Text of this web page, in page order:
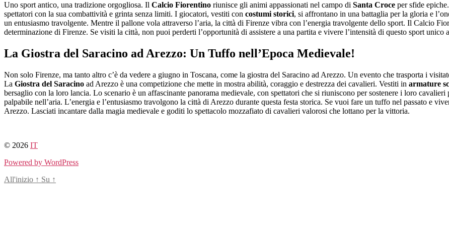
Uno sport antico, una tradizione orgogliosa. Il Calcio Fiorentino riunisce gli animi appassionati nel campo di Santa Croce per sfide
spettatori con la sua combattività e grinta senza limiti. I giocatori, vestiti con costumi storici, si affrontano in una battaglia per la gloria e
un entusiasmo travolgente. Mentre il pallone vola attraverso l’aria, la città di Firenze vibra con l’energia travolgente dello sport. Il Calcio
determinazione di Firenze. Se visiti la città, non puoi perderti l’opportunità di assistere a una partita e vivere l’intensità di questo sport unico
La Giostra del Saracino ad Arezzo: Un Tuffo nell’Epoca Medievale!
Non solo Firenze, ma tanto altro c’è da vedere a giugno in Toscana, come la giostra del Saracino ad Arezzo. Un evento che trasporta i
La Giostra del Saracino ad Arezzo è una competizione che mette in mostra abilità, coraggio e destrezza dei cavalieri. Vestiti in armature
bersaglio con la loro lancia. Lo scenario è un affascinante panorama medievale, con spettatori che si riuniscono per sostenere i loro
palpabile nell’aria. L’energia e l’entusiasmo travolgono la città di Arezzo durante questa festa storica. Se vuoi fare un tuffo nel passato e
Arezzo. Lasciati incantare dalla magia medievale e goditi lo spettacolo mozzafiato di cavalieri valorosi che lottano per la vittoria.
© 2026 IT
Powered by WordPress
All'inizio ↑ Su ↑